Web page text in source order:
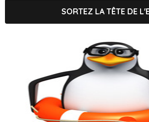
SORTEZ LA TÊTE DE